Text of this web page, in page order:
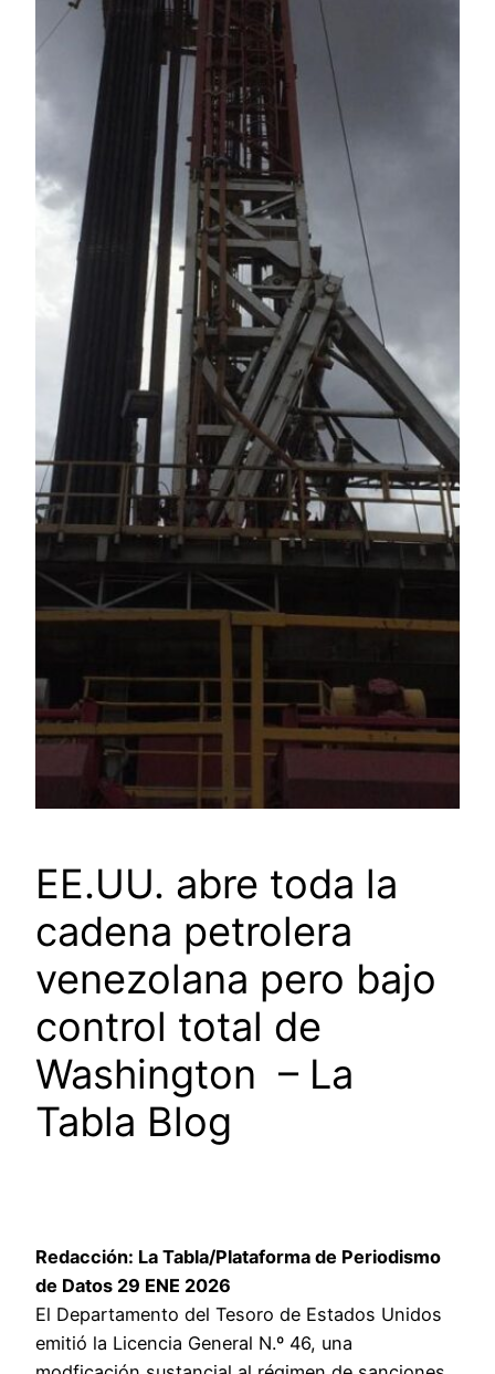
EE.UU. abre toda la
cadena petrolera
venezolana pero bajo
control total de
Washington – La
Tabla Blog
Redacción: La Tabla/Plataforma de Periodismo
de Datos 29 ENE 2026
El Departamento del Tesoro de Estados Unidos
emitió la Licencia General N.º 46, una